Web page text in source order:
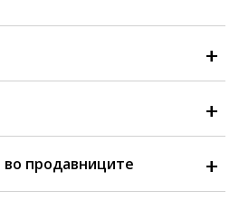
продавниците